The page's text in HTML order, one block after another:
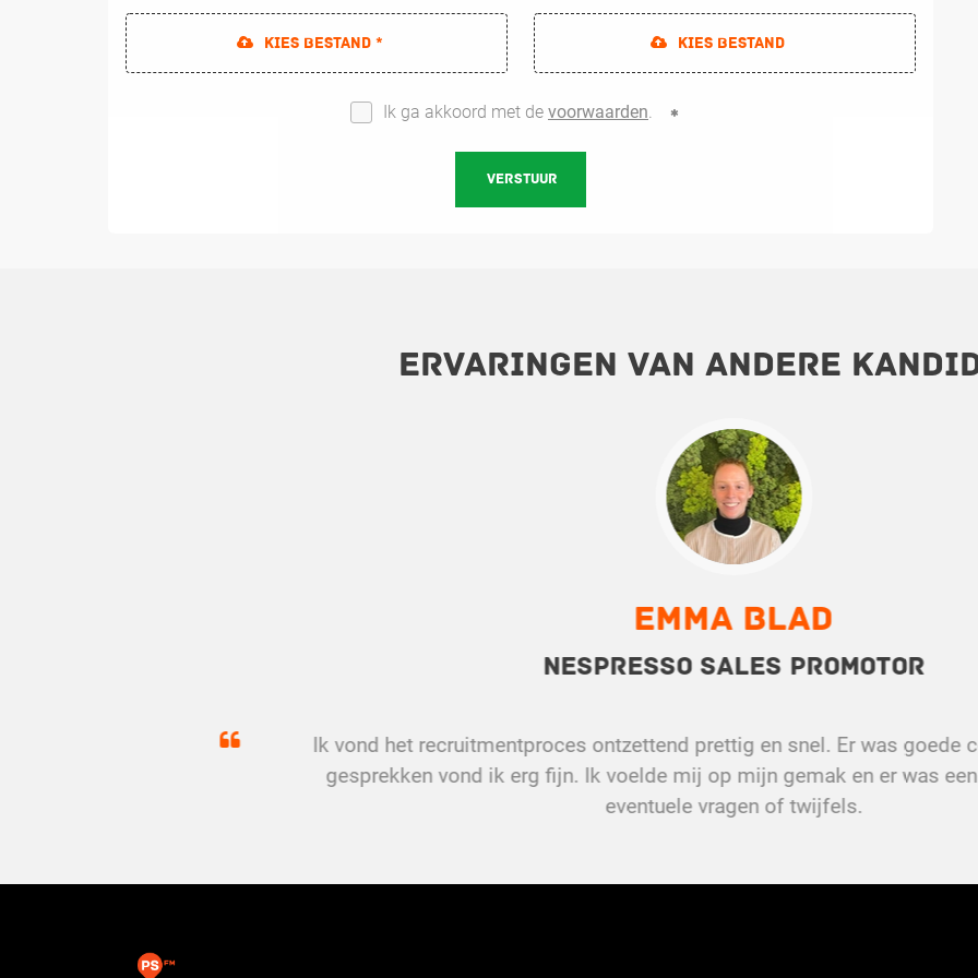
Kies bestand * Kies bestand
Ik ga akkoord met de voorwaarden.
VERSTUUR
Ervaringen van andere
Emma Blad
Nespresso Sales Promotor
Ik vond het recruitmentproces ontzettend prettig en snel. Er was goede
gesprekken vond ik erg fijn. Ik voelde mij op mijn gemak en er was
eventuele vragen of twijfels.